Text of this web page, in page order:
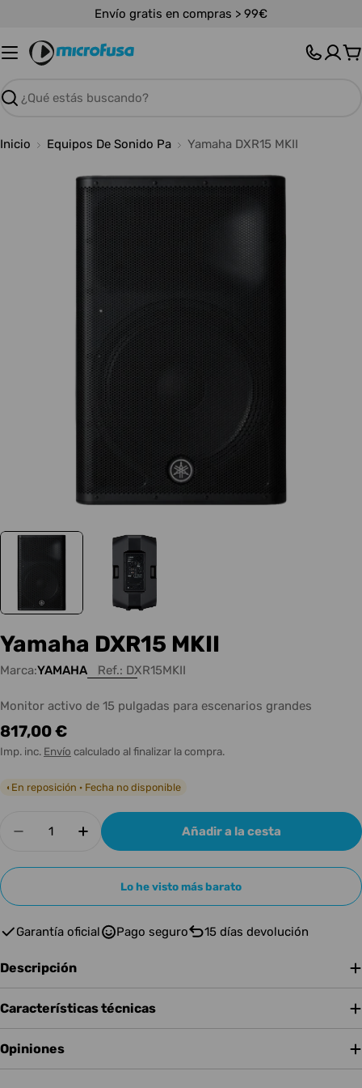
contenido
Envío gratis en compras > 99€
Buscar
Inicio Equipos De Sonido Pa Yamaha DXR15 MKII
medios 0 en modal
Yamaha DXR15 MKII
Marca:YAMAHA Ref.: DXR15MKII
Monitor activo de 15 pulgadas para escenarios grandes
Precio
habitual
817,00 €
Imp. inc. Envío calculado al finalizar la compra.
◐ En reposición · Fecha no disponible
Disminuir cantidad para Yamaha DXR15 MKII
Aumentar cantidad para Yamaha
Añadir a la cesta
Lo he visto más barato
Garantía oficial Pago seguro 15 días devolución
Descripción
Características técnicas
Opiniones